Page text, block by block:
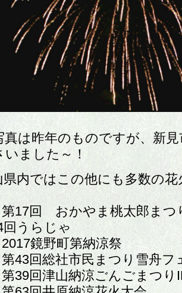
真は昨年のものですが、新
ました～！
県内ではこの他にも多数の
第17回 おかやま桃太郎ま
うらじゃ
鏡野町第納涼祭
43回総社市民まつり雪舟フ
39回津山納涼ごんごまつり